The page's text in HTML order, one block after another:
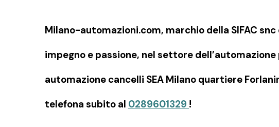
Milano-automazioni.com, marchio della SIFAC
impegno e passione, nel settore
automazione cancelli SEA Milano quartiere
telefona subito al 0289601329 !